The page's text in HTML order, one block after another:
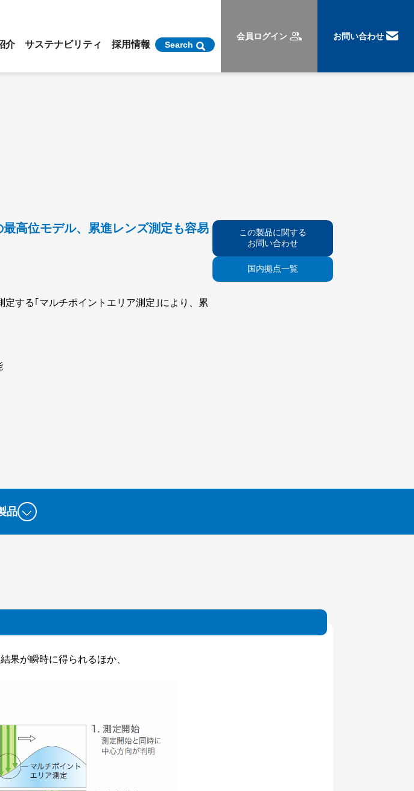
介 サステナビリティ 採用情報 Search
会員ログイン お問い合わせ
高位モデル、累進レンズ測定も容易
定する｢マルチポイントエリア測定｣により、累
この製品に関する
お問い合わせ
国内拠点一覧
品
果が瞬時に得られるほか、